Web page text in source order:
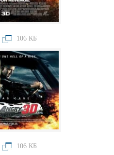
106 КБ
106 КБ